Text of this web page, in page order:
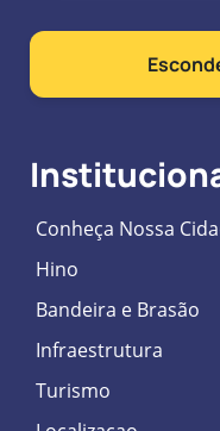
Conheça Nossa
Hino
Bandeira e Brasão
Infraestrutura
Turismo